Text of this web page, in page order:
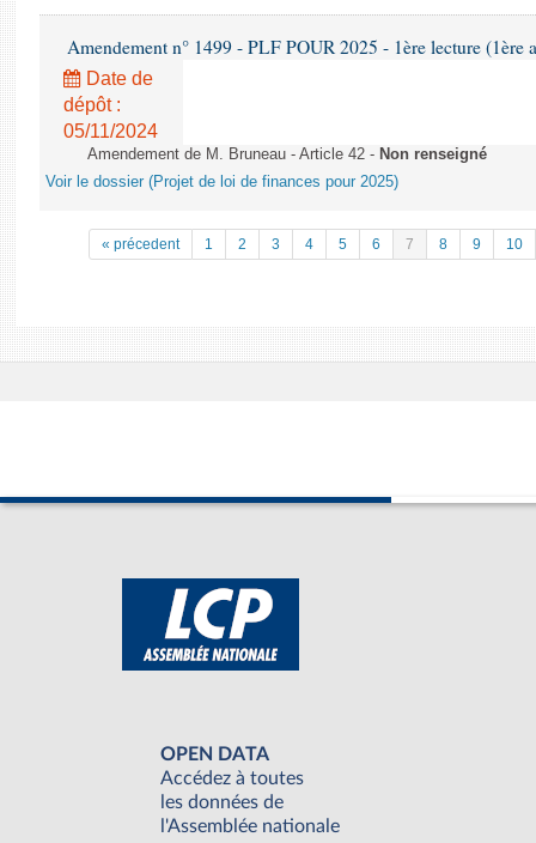
Amendement n° 1499 - PLF POUR 2025 - 1ère lecture (1ère
Date de
dépôt :
05/11/2024
Amendement de M. Bruneau - Article 42 - Non renseigné
Voir le dossier (Projet de loi de finances pour 2025)
« précedent 1 2 3 4 5 6 7 8 9 10
OPEN DATA
Accédez à toutes
les données de
l'Assemblée nationale